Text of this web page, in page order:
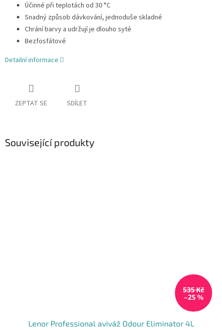
Účinné při teplotách od 30 °C
Snadný způsob dávkování, jednoduše skladné
Chrání barvy a udržují je dlouho syté
Bezfosfátové
Detailní informace
ZEPTAT SE SDÍLET
Související produkty
535 Kč
–25 %
Lenor Professional aviváž Odour Eliminator 4L